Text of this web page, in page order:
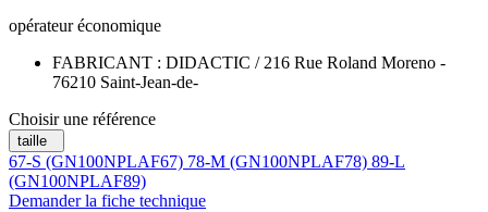
opérateur économique
FABRICANT : DIDACTIC / 216 Rue Roland Moreno -
76210 Saint-Jean-de-
Choisir une référence
taille
67-S (GN100NPLAF67) 78-M (GN100NPLAF78) 89-L
(GN100NPLAF89)
Demander la fiche technique